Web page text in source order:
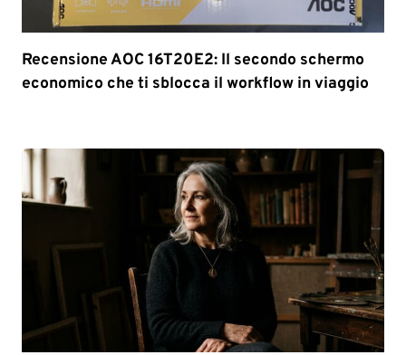
Recensione AOC 16T20E2: Il secondo schermo
economico che ti sblocca il workflow in viaggio